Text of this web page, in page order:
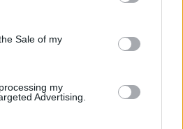
and its third-party tags to
purposes in below Google
Sale of my
my
Advertising.
újabb nagy változásokról döntött
iskolaigazgatók visszakapják
kevesebbet vittek haza